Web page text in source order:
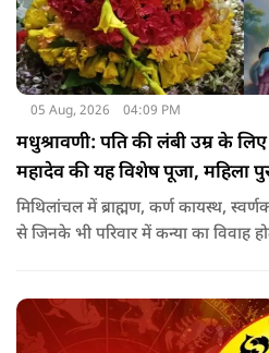
05 Aug, 2026 04:09 PM
मधुश्रावणी: पति की लंबी उम्र के
महादेव की यह विशेष पूजा, महिला
मिथिलांचल में ब्राह्मण, कर्ण कायस्थ,
से जिनके भी परिवार में कन्या का विवाह